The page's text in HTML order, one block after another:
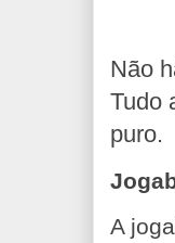
Não
Tudo
puro.
A